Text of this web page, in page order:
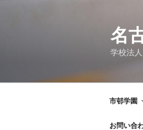
名
学校法
市邨学園
お問い合